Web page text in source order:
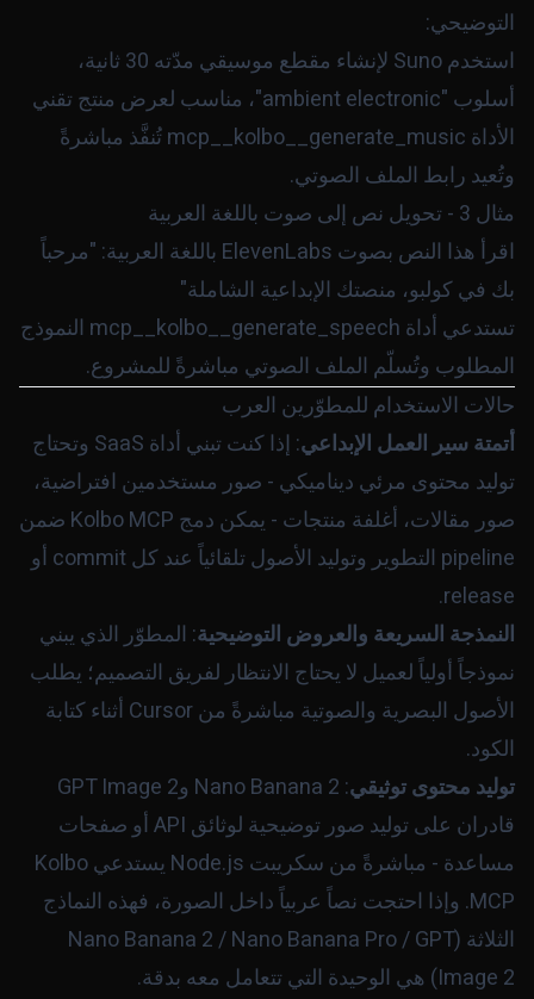
التوضيحي:
استخدم Suno لإنشاء مقطع موسيقي مدّته 30 ثانية،
أسلوب "ambient electronic"، مناسب لعرض منتج تقني
الأداة mcp__kolbo__generate_musicتُنفَّذ مباشرةً
وتُعيد رابط الملف الصوتي.
مثال 3 - تحويل نص إلى صوت باللغة العربية
اقرأ هذا النص بصوت ElevenLabs باللغة العربية: "مرحباً
بك في كولبو، منصتك الإبداعية الشاملة"
تستدعي أداة mcp__kolbo__generate_speech النموذج
المطلوب وتُسلّم الملف الصوتي مباشرةً للمشروع.
حالات الاستخدام للمطوّرين العرب
أتمتة سير العمل الإبداعي
: إذا كنت تبني أداة SaaS وتحتاج
توليد محتوى مرئي ديناميكي - صور مستخدمين افتراضية،
صور مقالات، أغلفة منتجات - يمكن دمج Kolbo MCP ضمن
pipeline التطوير وتوليد الأصول تلقائياً عند كل commit أو
release.
النمذجة السريعة والعروض التوضيحية: المطوّر الذي يبني
نموذجاً أولياً لعميل لا يحتاج الانتظار لفريق التصميم؛ يطلب
الأصول البصرية والصوتية مباشرةً من Cursor أثناء كتابة
الكود.
توليد محتوى توثيقي
: Nano Banana 2 وGPT Image 2
قادران على توليد صور توضيحية لوثائق API أو صفحات
مساعدة - مباشرةً من سكريبت Node.js يستدعي Kolbo
MCP. وإذا احتجت نصاً عربياً داخل الصورة، فهذه النماذج
الثلاثة (Nano Banana 2 / Nano Banana Pro / GPT
Image 2) هي الوحيدة التي تتعامل معه بدقة.